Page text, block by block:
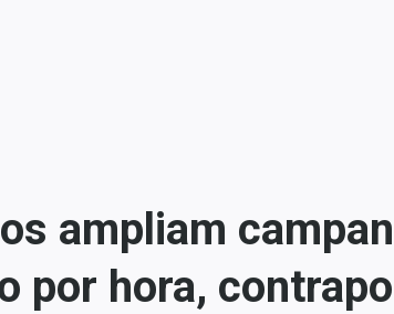
ampliam
por hora,